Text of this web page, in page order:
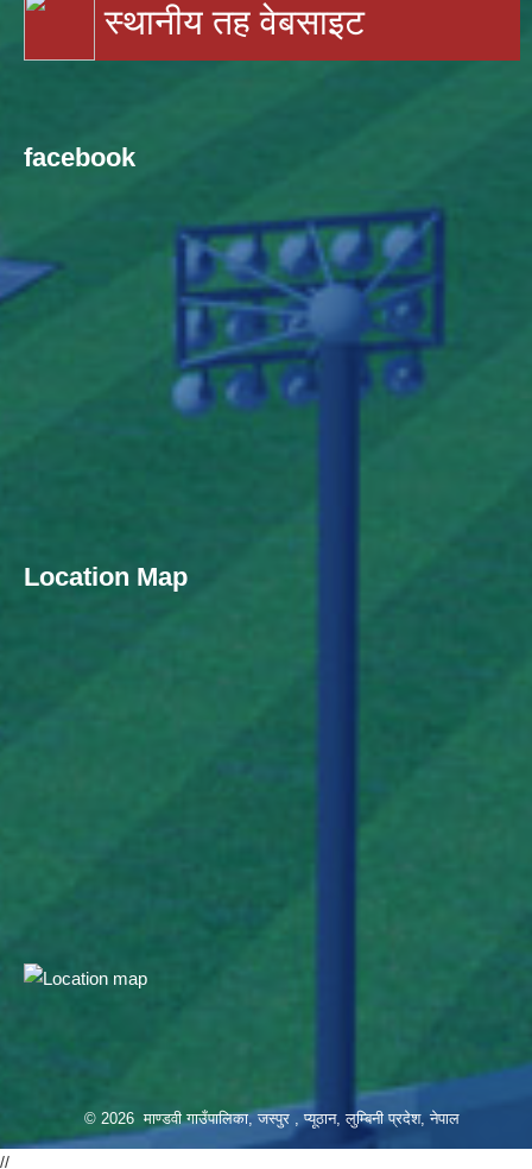
स्थानीय तह वेबसाइट
facebook
Location Map
© 2026 माण्डवी गाउँपालिका, जस्पुर , प्यूठान, लुम्बिनी प्रदेश, नेपाल
//